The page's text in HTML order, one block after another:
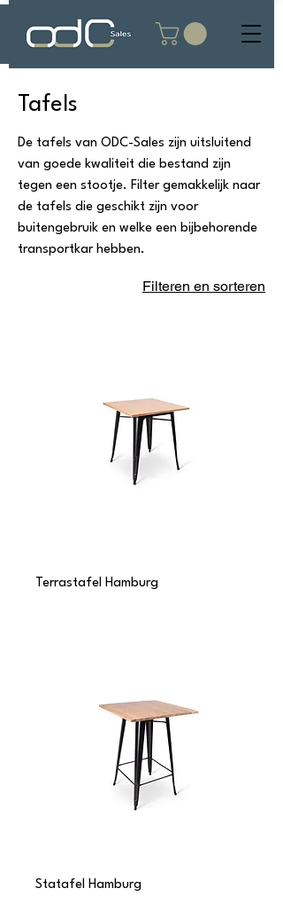
Tafels
De tafels van ODC-Sales zijn uitsluitend
van goede kwaliteit die bestand zijn
tegen een stootje. Filter gemakkelijk naar
de tafels die geschikt zijn voor
buitengebruik en welke een bijbehorende
transportkar hebben.
Filteren en sorteren
Terrastafel Hamburg
Statafel Hamburg